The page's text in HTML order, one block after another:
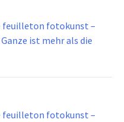
feuilleton fotokunst –
ist mehr als die
feuilleton fotokunst –